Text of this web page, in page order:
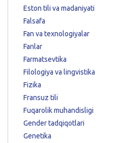
Eston tili va madaniyati
Falsafa
Fan va texnologiyalar
Fanlar
Farmatsevtika
Filologiya va lingvistika
Fizika
Fransuz tili
Fuqarolik muhandisligi
Gender tadqiqotlari
Genetika